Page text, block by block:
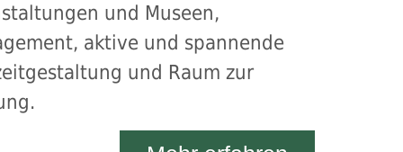
und Museen,
aktive und spannende
und Raum zur